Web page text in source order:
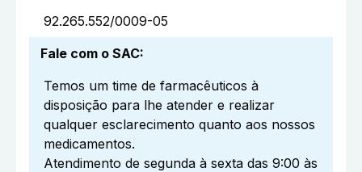
92.265.552/0009-05
Fale com o SAC:
Temos um time de farmacêuticos à
disposição para lhe atender e realizar
qualquer esclarecimento quanto aos nossos
medicamentos.
Atendimento de segunda à sexta das 9:00 às